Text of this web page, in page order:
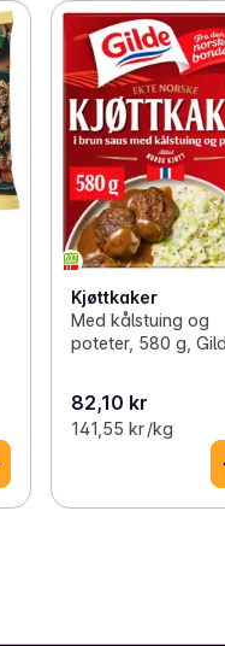
Kjøttkaker
Med kålstuing og
poteter, 580 g,
82,10 kr
141,55 kr /kg